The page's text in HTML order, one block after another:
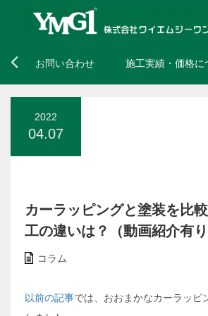
お問い合わせ 施工実績・価格に
2022
04.07
カーラッピングと塗装を比
工の違いは？（動画紹介有り
コラム
以前の記事では、おおまかなカーラッピ